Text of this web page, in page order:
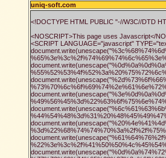
uniq-soft.com
<!DOCTYPE HTML PUBLIC "-//W3C//DTD
<NOSCRIPT>This page uses Javascript</
<SCRIPT LANGUAGE="javascript"